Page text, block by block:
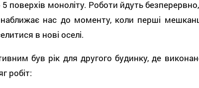
поверхів моноліту. Роботи йдуть безперервно,
нас до моменту, коли перші
в нові оселі.
був рік для другого будинку, де
робіт: